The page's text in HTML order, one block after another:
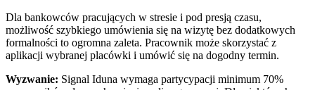
Dla bankowców pracujących w stresie i pod presją czasu,
możliwość szybkiego umówienia się na wizytę bez dodatkowych
formalności to ogromna zaleta. Pracownik może skorzystać z
aplikacji wybranej placówki i umówić się na dogodny termin.
Wyzwanie: Signal Iduna wymaga partycypacji minimum 70%